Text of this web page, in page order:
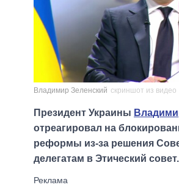
Владимир Зеленский скриншот из видео
Президент Украины
отреагировал на
реформы из-за решения
делегатам в Этический совет.